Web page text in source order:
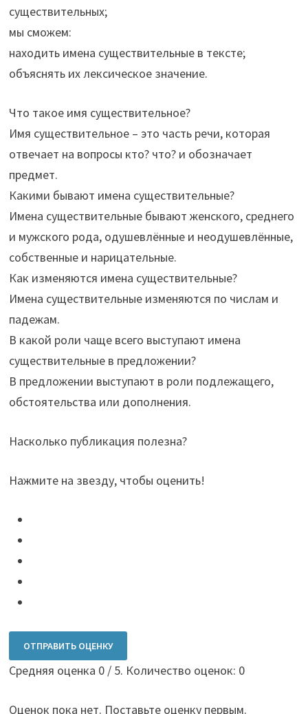
существительных;
мы сможем:
находить имена существительные в тексте;
объяснять их лексическое значение.
Что такое имя существительное?
Имя существительное – это часть речи, которая
отвечает на вопросы кто? что? и обозначает
предмет.
Какими бывают имена существительные?
Имена существительные бывают женского, среднего
и мужского рода, одушевлённые и неодушевлённые,
собственные и нарицательные.
Как изменяются имена существительные?
Имена существительные изменяются по числам и
падежам.
В какой роли чаще всего выступают имена
существительные в предложении?
В предложении выступают в роли подлежащего,
обстоятельства или дополнения.
Насколько публикация полезна?
Нажмите на звезду, чтобы оценить!
ОТПРАВИТЬ ОЦЕНКУ
Средняя оценка 0/ 5. Количество оценок: 0
Оценок пока нет. Поставьте оценку первым.